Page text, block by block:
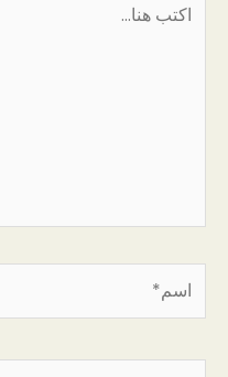
هنا...